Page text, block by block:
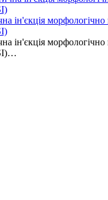
ін'єкція морфологічно
ін'єкція морфологічно